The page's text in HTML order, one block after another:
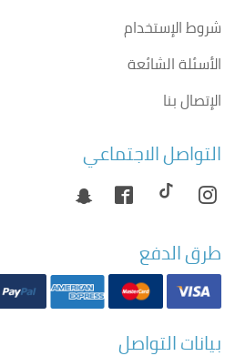
شروط الإستخدام
الأسئلة الشائعة
الإتصال بنا
التواصل الاجتماعي
طرق الدفع
بيانات التواصل